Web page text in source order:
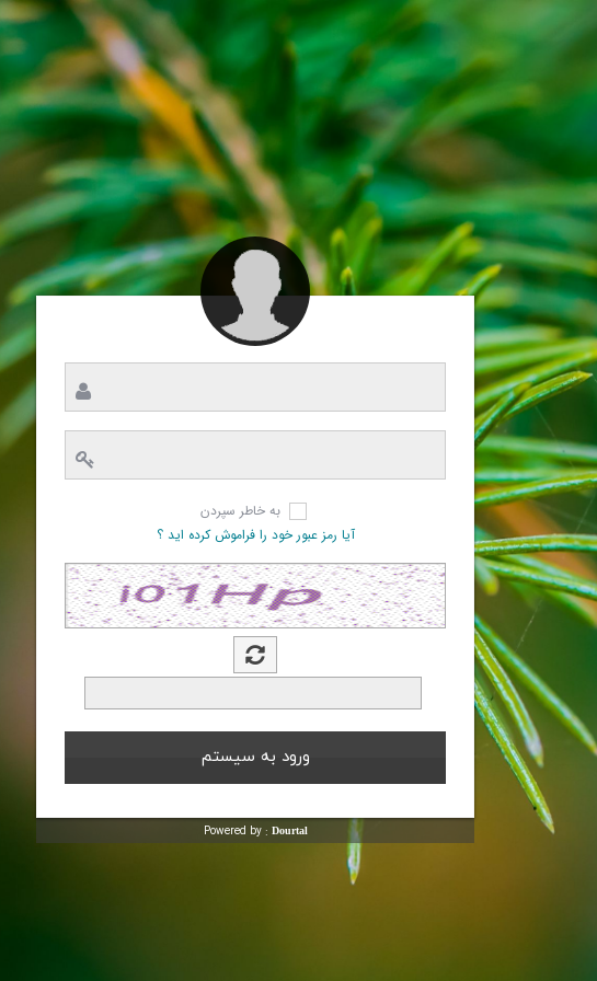
به خاطر سپردن
آیا رمز عبور خود را فراموش کرده اید ؟
Powered by : Dourtal